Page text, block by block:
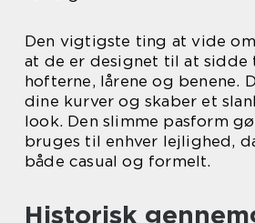
Den vigtigste ting at vide
at de er designet til at
hofterne, lårene og benene.
dine kurver og skaber et
look. Den slimme pasform
bruges til enhver lejlighed,
både casual og formelt.
Historisk